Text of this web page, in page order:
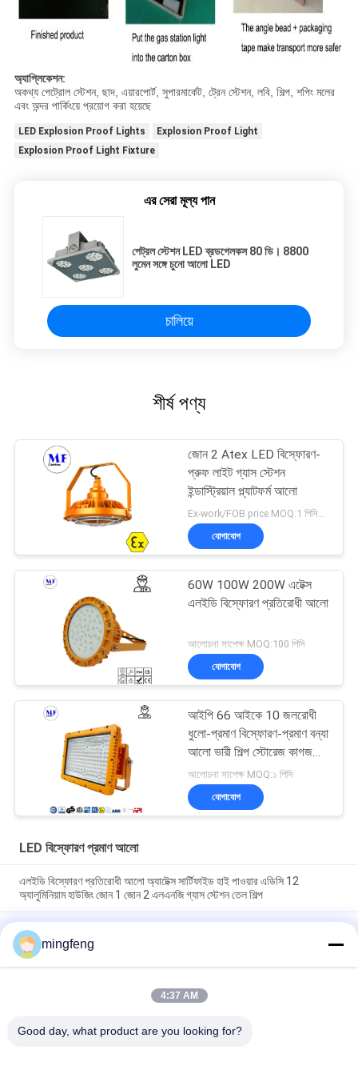
অ্যাপ্লিকেশন:
অকথ্য পেট্রোল স্টেশন, ছাদ, এয়ারপোর্ট, সুপারমার্কেট, ট্রেন স্টেশন, লবি, শিল্প, শপিং মলের
এবং অন্দর পার্কিংয়ে প্রয়োগ করা হয়েছে
LED Explosion Proof Lights
Explosion Proof Light
Explosion Proof Light Fixture
এর সেরা মূল্য পান
পেট্রল স্টেশন LED ব্রডগেলকস 80 ডি। 8800
লুমেন সঙ্গে চুনো আলো LED
চালিয়ে
শীর্ষ পণ্য
জোন 2 Atex LED বিস্ফোরণ-
প্রুফ লাইট গ্যাস স্টেশন
ইন্ডাস্ট্রিয়াল প্ল্যাটফর্ম আলো
Ex-work/FOB price MOQ:1 পিসিএস
যোগাযোগ
60W 100W 200W এটেক্স
এলইডি বিস্ফোরণ প্রতিরোধী আলো
আলোচনা সাপেক্ষ MOQ:100 পিসি
যোগাযোগ
আইপি 66 আইকে 10 জলরোধী
ধুলো-প্রমাণ বিস্ফোরণ-প্রমাণ বন্যা
আলো ভারী শিল্প স্টোরেজ কাগজ
মিল জন্য
আলোচনা সাপেক্ষ MOQ:১ পিসি
যোগাযোগ
LED বিস্ফোরণ প্রমাণ আলো
এলইডি বিস্ফোরণ প্রতিরোধী আলো অ্যাটেক্স সার্টিফাইড হাই পাওয়ার এডিসি 12
অ্যালুমিনিয়াম হাউজিং জোন 1 জোন 2 এলএনজি গ্যাস স্টেশন তেল শিল্প
20W 40W 60W IP66 LED বিস্ফোরণ প্রমাণ আলো Atex অনুমোদন বিস্ফোরণ
প্রমাণ জরুরী আলো বিস্ফোরণ প্রমাণ হাই বে লাইট
প্রাচীর মাউন্ট জোন 1 জোন 2 এলএনজি গ্যাস স্টেশন তেল শিল্প
mingfeng
4:37 AM
Good day, what product are you looking for?